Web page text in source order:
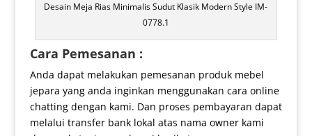
Desain Meja Rias Minimalis Sudut Klasik Modern Style IM-
0778.1
Cara Pemesanan :
Anda dapat melakukan pemesanan produk mebel
jepara yang anda inginkan menggunakan cara online
chatting dengan kami. Dan proses pembayaran dapat
melalui transfer bank lokal atas nama owner kami